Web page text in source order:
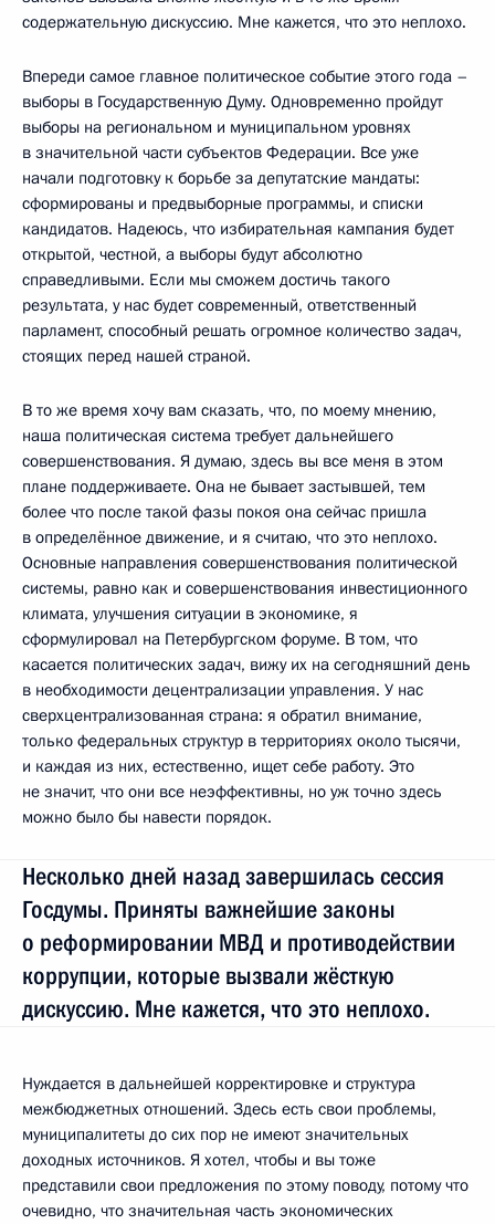
содержательную дискуссию. Мне кажется, что это неплохо.
Впереди самое главное политическое событие этого года –
выборы в Государственную Думу. Одновременно пройдут
выборы на региональном и муниципальном уровнях
в значительной части субъектов Федерации. Все уже
начали подготовку к борьбе за депутатские мандаты:
сформированы и предвыборные программы, и списки
кандидатов. Надеюсь, что избирательная кампания будет
открытой, честной, а выборы будут абсолютно
справедливыми. Если мы сможем достичь такого
результата, у нас будет современный, ответственный
парламент, способный решать огромное количество задач,
стоящих перед нашей страной.
В то же время хочу вам сказать, что, по моему мнению,
наша политическая система требует дальнейшего
совершенствования. Я думаю, здесь вы все меня в этом
плане поддерживаете. Она не бывает застывшей, тем
более что после такой фазы покоя она сейчас пришла
в определённое движение, и я считаю, что это неплохо.
Основные направления совершенствования политической
системы, равно как и совершенствования инвестиционного
климата, улучшения ситуации в экономике, я
сформулировал на Петербургском форуме. В том, что
касается политических задач, вижу их на сегодняшний день
в необходимости децентрализации управления. У нас
сверхцентрализованная страна: я обратил внимание,
только федеральных структур в территориях около тысячи,
и каждая из них, естественно, ищет себе работу. Это
не значит, что они все неэффективны, но уж точно здесь
можно было бы навести порядок.
Несколько дней назад завершилась сессия
Госдумы. Приняты важнейшие законы
о реформировании МВД и противодействии
коррупции, которые вызвали жёсткую
дискуссию. Мне кажется, что это неплохо.
Нуждается в дальнейшей корректировке и структура
межбюджетных отношений. Здесь есть свои проблемы,
муниципалитеты до сих пор не имеют значительных
доходных источников. Я хотел, чтобы и вы тоже
представили свои предложения по этому поводу, потому что
очевидно, что значительная часть экономических